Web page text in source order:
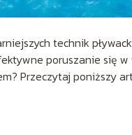
technik
poruszanie się
Przeczytaj poniższy